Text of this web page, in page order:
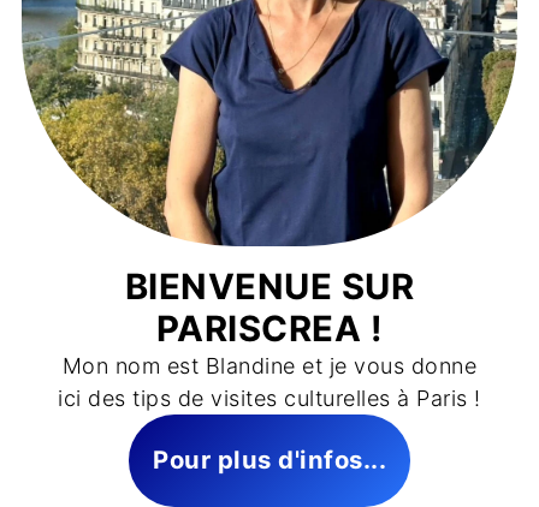
BIENVENUE SUR
PARISCREA !
Mon nom est Blandine et je vous donne
ici des tips de visites culturelles à Paris !
Pour plus d'infos...